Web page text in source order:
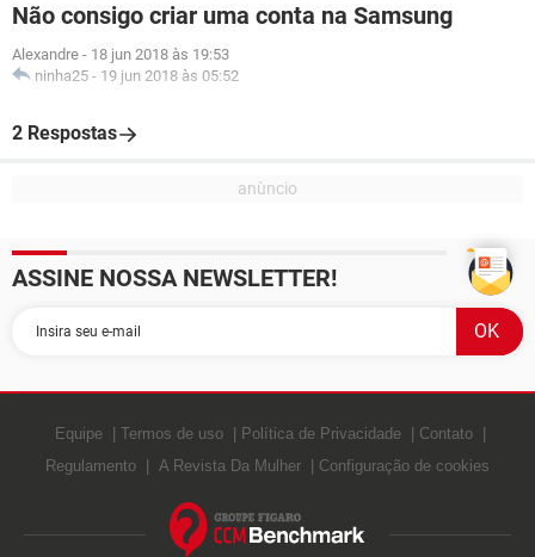
Não consigo criar uma conta na Samsung
Alexandre - 18 jun 2018 às 19:53
ninha25 - 19 jun 2018 às 05:52
2 Respostas
ASSINE NOSSA NEWSLETTER!
Equipe Termos de uso Política de Privacidade
Contato
Regulamento
A Revista Da Mulher Configuração de cookies